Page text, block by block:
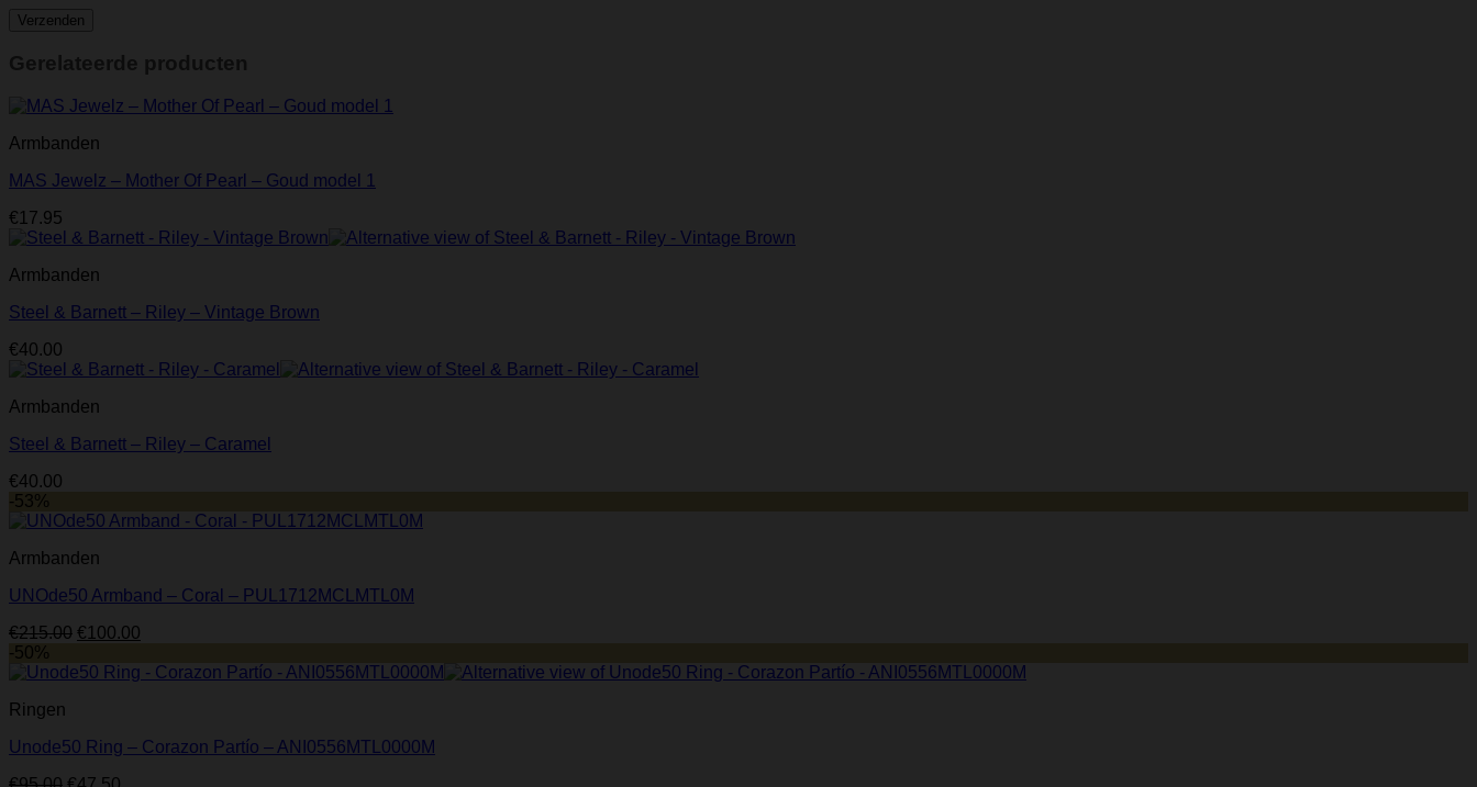
Gerelateerde producten
Armbanden
MAS Jewelz – Mother Of Pearl – Goud model 1
€17.95
Armbanden
Steel & Barnett – Riley – Vintage Brown
€40.00
Armbanden
Steel & Barnett – Riley – Caramel
€40.00
-53%
Armbanden
UNOde50 Armband – Coral – PUL1712MCLMTL0M
€215.00 Oorspronkelijke
was:
€100.00
is:
-50%
Ringen
Unode50 Ring – Corazon Partío – ANI0556MTL0000M